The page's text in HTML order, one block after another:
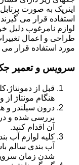
اینرپک به صورت
استفاده قرار می
لوازم نامرغوب دلیل
طراحی و اعمال
مورد استفاده قرار می
سرویس و تعمیر
قبل از
هنگام مونتاژ
درون سیلندر
بررسی شده و
آن اقدام کنید.
کلیه لوازم آب
آب بندی سالم
شدن زمان